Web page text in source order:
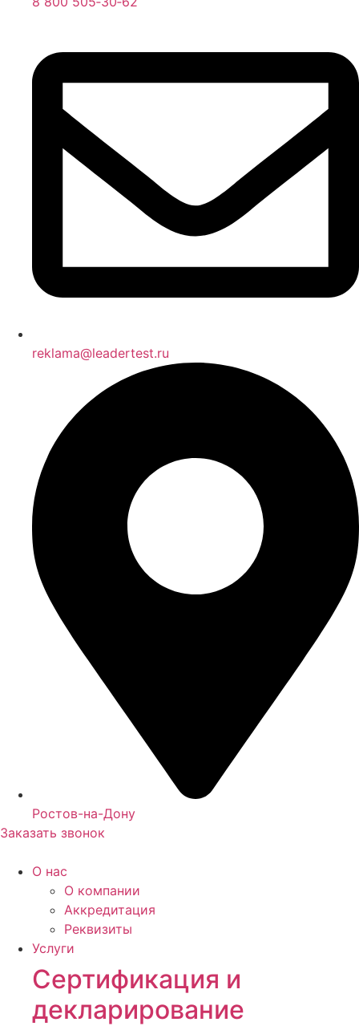
reklama@leadertest.ru
Ростов-на-Дону
Заказать звонок
О нас
О компании
Аккредитация
Реквизиты
Услуги
Сертификация и
декларирование